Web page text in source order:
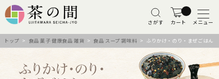
さがす カート メニュー
トップ > 食品 菓子 健康食品 雑貨 >食品 スープ 調味料 > ふりかけ・のり・まぜごはん